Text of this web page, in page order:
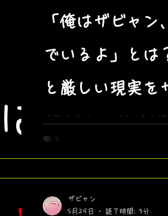
「俺はザビャ
でいるよ」とは
と厳しい現実を
解説
「俺はザビャン、AIで金を
ものが作れる時代」のAIの
ィングなど）をザビャン本
ザビャン
5月29日
読了時間: 3分